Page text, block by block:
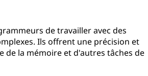
de travailler avec des
Ils offrent une précision et
de la mémoire et d'autres tâches de